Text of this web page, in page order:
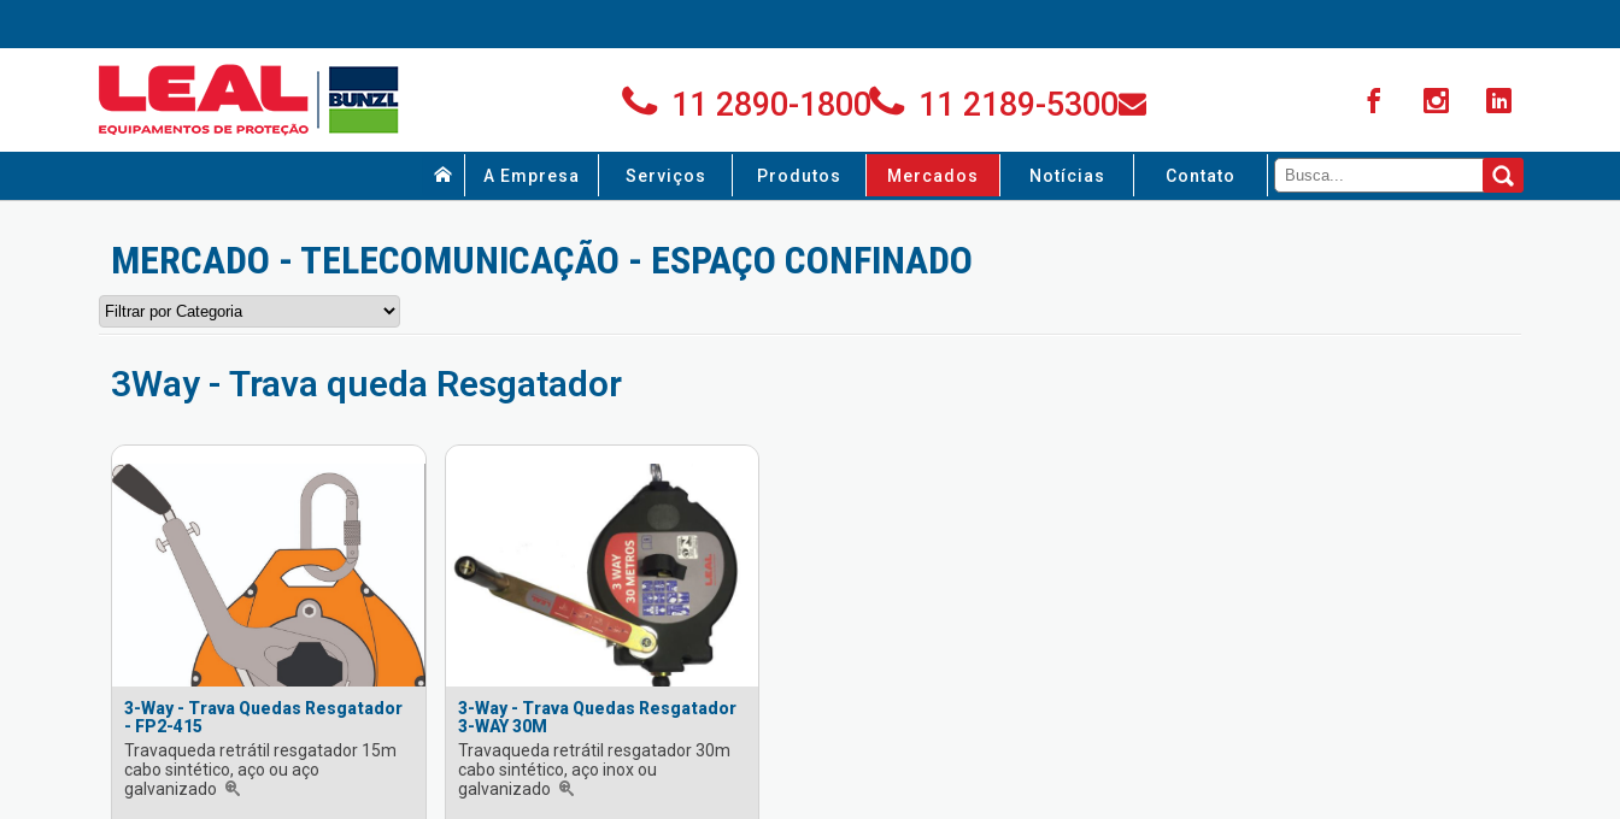
11 2890-1800 11 2189-5300
A Empresa Serviços Produtos Mercados Notícias Contato
MERCADO - TELECOMUNICAÇÃO - ESPAÇO CONFINADO
3Way - Trava queda Resgatador
3-Way - Trava Quedas Resgatador
- FP2-415
Travaqueda retrátil resgatador 15m
cabo sintético, aço ou aço
galvanizado
3-Way - Trava Quedas Resgatador
3-WAY 30M
Travaqueda retrátil resgatador 30m
cabo sintético, aço inox ou
galvanizado